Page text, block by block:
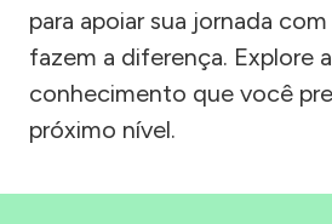
para apoiar sua jornada
fazem a diferença. Explore
conhecimento que você
próximo nível.